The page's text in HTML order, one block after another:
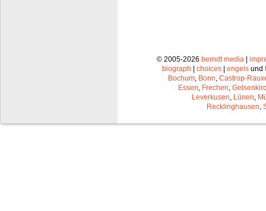
© 2005-2026 berndt media |
biograph | choices | engels und
Bochum Bonn Castrop-
Essen Frechen
Leverkusen Lünen
Recklinghausen